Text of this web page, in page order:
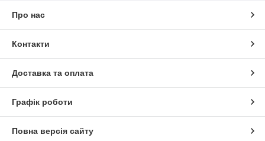
Про нас
Контакти
Доставка та оплата
Графік роботи
Повна версія сайту